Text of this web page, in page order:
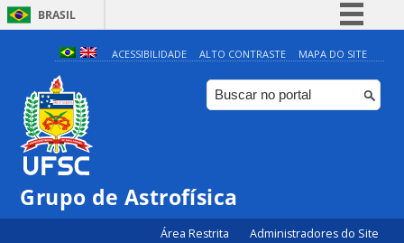
BRASIL
Simplifique!
Comunica BR
Participe
ACESSIBILIDADE ALTO CONTRASTE MAPA DO SITE
Grupo de Astrofísica
Área Restrita Administradores do Site